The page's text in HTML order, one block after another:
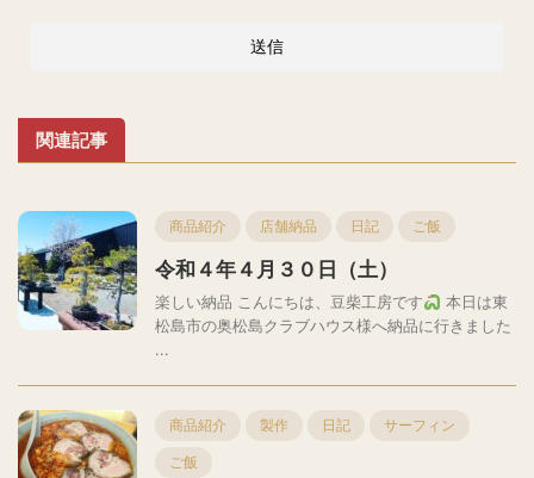
関連記事
商品紹介 店舗納品 日記 ご飯
令和４年４月３０日（土）
楽しい納品 こんにちは、豆柴工房です
本日は東
松島市の奥松島クラブハウス様へ納品に行きました
...
商品紹介 製作 日記 サーフィン
ご飯